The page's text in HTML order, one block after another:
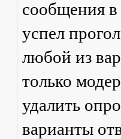
сообщения в
успел
любой из
только
удалить
варианты